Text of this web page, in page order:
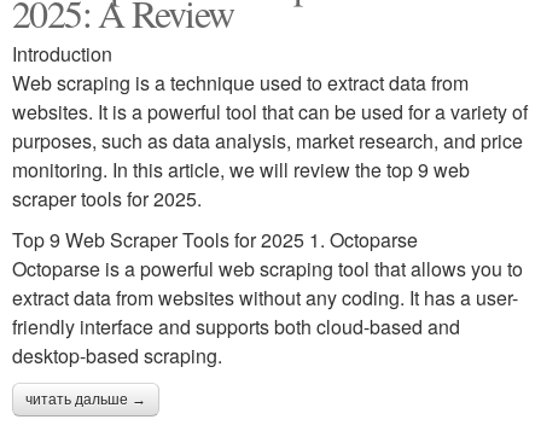
2025: A Review
Introduction
Web scraping is a technique used to extract data from
websites. It is a powerful tool that can be used for a variety of
purposes, such as data analysis, market research, and price
monitoring. In this article, we will review the top 9 web
scraper tools for 2025.
Top 9 Web Scraper Tools for 2025 1. Octoparse
Octoparse is a powerful web scraping tool that allows you to
extract data from websites without any coding. It has a user-
friendly interface and supports both cloud-based and
desktop-based scraping.
читать дальше →